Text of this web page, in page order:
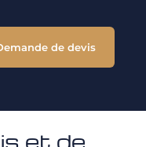
de devis
et de